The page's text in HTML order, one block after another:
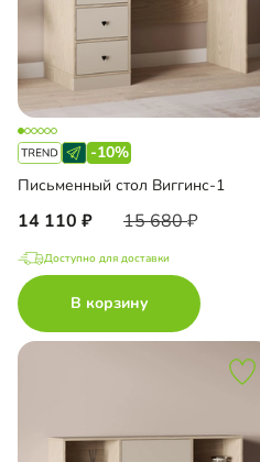
-10%
Письменный стол Виггинс-1
14 110 15 680
Доступно для доставки
В корзину